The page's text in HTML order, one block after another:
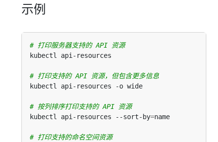
示例
# 打印服务器支持的 API 资源
# 打印支持的 API 资源，但包含更多信息
# 按列排序打印支持的 API 资源
kubectl api-resources --sort-by=
# 打印支持的命名空间资源